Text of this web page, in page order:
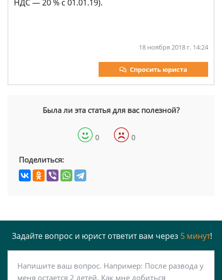
НДС — 20 % с 01.01.19).
18 ноября 2018 г. 14:24
Спросить юриста
Была ли эта статья для вас полезной?
0 0
Поделиться:
Задайте вопрос и юрист ответит вам через 5 минут!